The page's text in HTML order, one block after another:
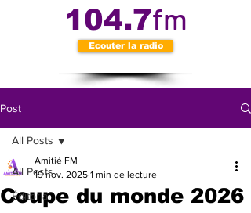
104.7fm
Ecouter la radio
Post
All Posts
Éditorial
All Posts
Coupe du monde 2026
Amitié FM
19 nov. 2025 1 min de lecture